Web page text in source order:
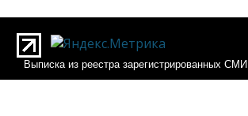
Выписка из реестра зарегистрированных